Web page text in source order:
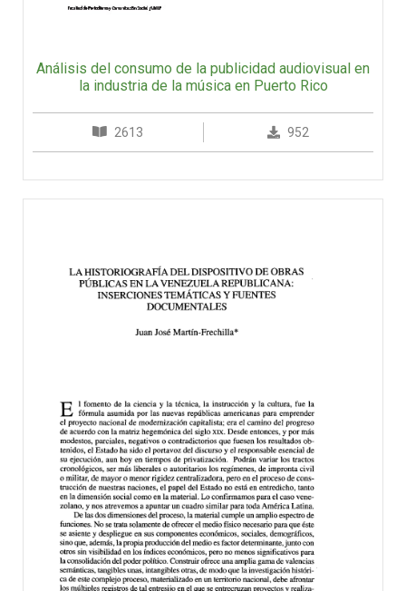
Análisis del consumo de la publicidad audiovisual en
la industria de la música en Puerto Rico
2613 952